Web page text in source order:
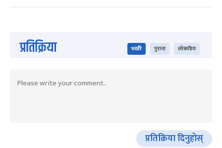
प्रतिक्रिया भर्खरै पुराना लोकप्रिय
प्रतिक्रिया दिनुहोस्